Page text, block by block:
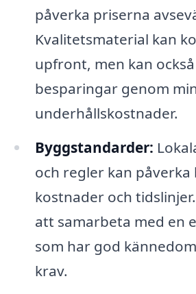
påverka priserna
Kvalitetsmaterial kan
upfront, men kan
besparingar genom
underhållskostnader.
Byggstandarder:
och regler kan påverka
kostnader och
att samarbeta med en
som har god
krav.